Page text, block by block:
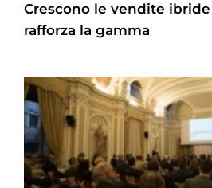
Crescono le vendite ibride
rafforza la gamma